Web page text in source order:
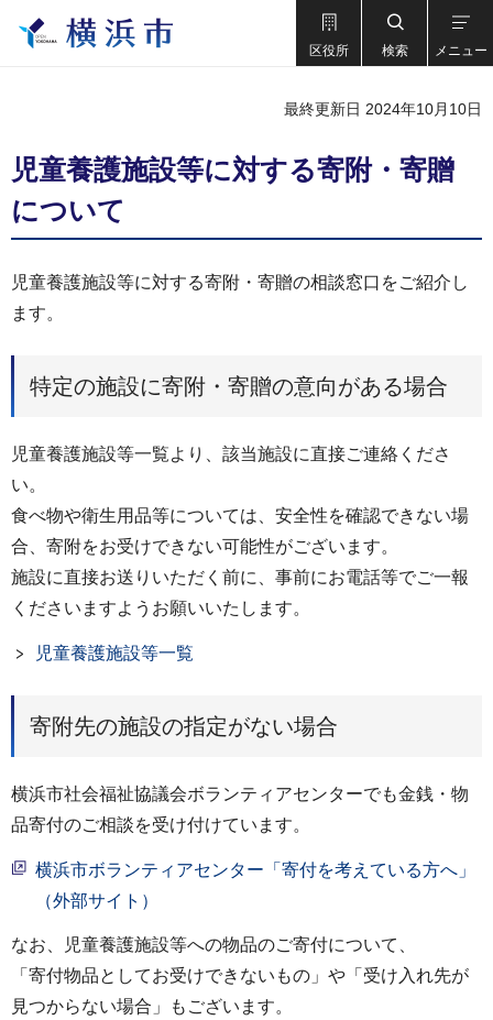
区役所 検索 メニュー
最終更新日 2024年10月10日
児童養護施設等に対する寄附・寄贈
について
児童養護施設等に対する寄附・寄贈の相談窓口をご紹介し
ます。
特定の施設に寄附・寄贈の意向がある場合
児童養護施設等一覧より、該当施設に直接ご連絡くださ
い。
食べ物や衛生用品等については、安全性を確認できない場
合、寄附をお受けできない可能性がございます。
施設に直接お送りいただく前に、事前にお電話等でご一報
くださいますようお願いいたします。
児童養護施設等一覧
寄附先の施設の指定がない場合
横浜市社会福祉協議会ボランティアセンターでも金銭・物
品寄付のご相談を受け付けています。
横浜市ボランティアセンター「寄付を考えている方へ」
（外部サイト）
なお、児童養護施設等への物品のご寄付について、
「寄付物品としてお受けできないもの」や「受け入れ先が
見つからない場合」もございます。